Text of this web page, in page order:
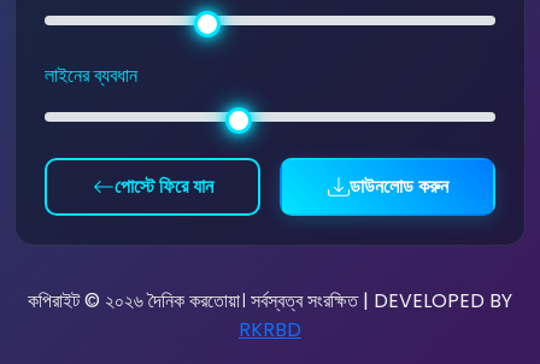
লাইনের ব্যবধান
পোস্টে ফিরে যান ডাউনলোড করুন
কপিরাইট © ২০২৬ দৈনিক করতোয়া। সর্বস্বত্ব সংরক্ষিত | DEVELOPED BY
RKRBD